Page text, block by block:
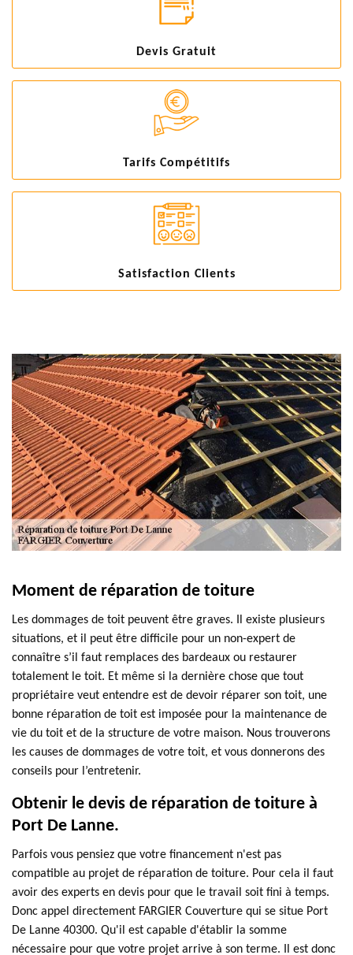
Devis Gratuit
Tarifs Compétitifs
Satisfaction Clients
Moment de réparation de toiture
Les dommages de toit peuvent être graves. Il existe plusieurs
situations, et il peut être difficile pour un non-expert de
connaître s’il faut remplaces des bardeaux ou restaurer
totalement le toit. Et même si la dernière chose que tout
propriétaire veut entendre est de devoir réparer son toit, une
bonne réparation de toit est imposée pour la maintenance de
vie du toit et de la structure de votre maison. Nous trouverons
les causes de dommages de votre toit, et vous donnerons des
conseils pour l’entretenir.
Obtenir le devis de réparation de toiture à
Port De Lanne.
Parfois vous pensiez que votre financement n'est pas
compatible au projet de réparation de toiture. Pour cela il faut
avoir des experts en devis pour que le travail soit fini à temps.
Donc appel directement FARGIER Couverture qui se situe Port
De Lanne 40300. Qu'il est capable d'établir la somme
nécessaire pour que votre projet arrive à son terme. Il est donc